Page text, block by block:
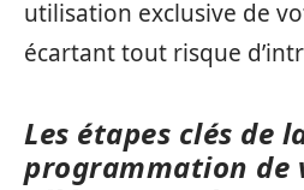
utilisation exclusive de
écartant tout risque
Les étapes clés de
programmation de